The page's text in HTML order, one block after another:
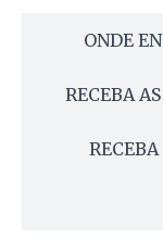
ONDE
RECEBA